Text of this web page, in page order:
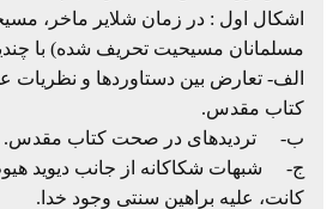
اشکال اول : در زمان شلایر ماخر،
مسلمانان مسیحیت تحریف شده) با
الف- تعارض بین دستاوردها و نظریات
کتاب مقدس.
ب‌- تردیدهای در صحت کتاب مقدس.
ج‌- شبهات شکاکانه از جانب دیوید هیوم
کانت، علیه براهین سنتی وجود خدا.